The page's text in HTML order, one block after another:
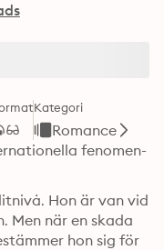
Kategori
Romance
fenomen-
Hon är van vid
Men när en skada
hon sig för